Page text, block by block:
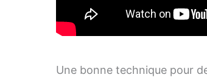
Une bonne technique pour